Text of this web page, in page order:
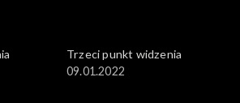
Trzeci punkt widzenia
09.01.2022